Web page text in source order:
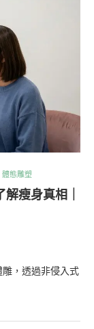
體態雕塑
瘦身真相｜
，透過非侵入式